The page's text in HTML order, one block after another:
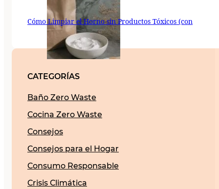
Cómo Limpiar el Horno sin Productos Tóxicos (con
CATEGORÍAS
Baño Zero Waste
Cocina Zero Waste
Consejos
Consejos para el Hogar
Consumo Responsable
Crisis Climática